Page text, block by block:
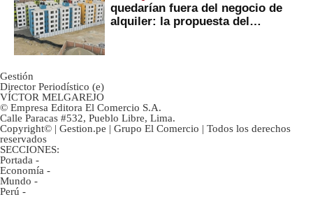
quedarían fuera del negocio de
alquiler: la propuesta del
Gestión
Director Periodístico (e)
VÍCTOR MELGAREJO
© Empresa Editora El Comercio S.A.
Calle Paracas #532, Pueblo Libre, Lima.
Copyright© | Gestion.pe | Grupo El Comercio | Todos los derechos
reservados
SECCIONES:
Portada -
Economía -
Mundo -
Perú -